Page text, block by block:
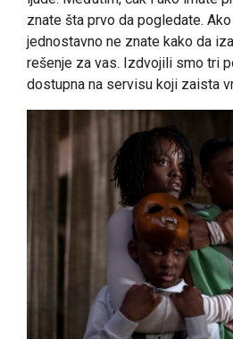
znate šta prvo da pogledate.
jednostavno ne znate kako da
rešenje za vas. Izdvojili smo tri
dostupna na servisu koji zaista